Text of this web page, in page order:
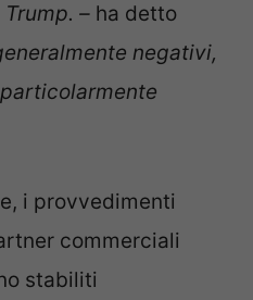
– ha detto
negativi,
i provvedimenti
commerciali
stabiliti